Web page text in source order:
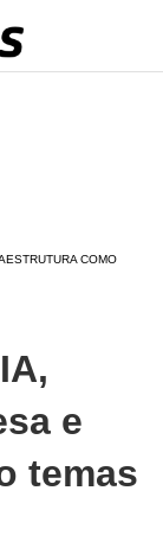
COMO
e
temas